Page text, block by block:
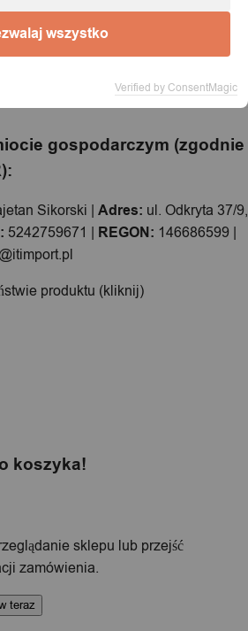
gospodarczym (zgodnie
Sikorski | Adres: ul. Odkryta 37/9,
5242759671 | REGON: 146686599 |
produktu (kliknij)
koszyka!
sklepu lub przejść
zamówienia.
teraz
wszystko
Verified by ConsentMagic